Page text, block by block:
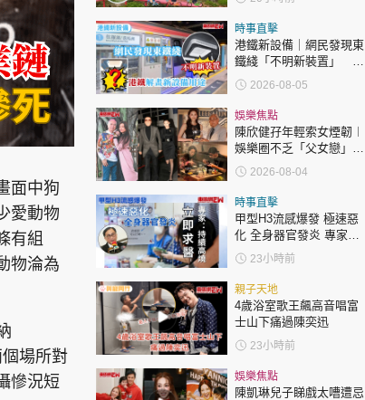
面中狗
愛動物
有組
物淪為
場所對
慘況短
環湖
時事直擊
港鐵新設備｜網民發現東
鐵綫「不明新裝置」 港
鐵解畫新設備用途
2026-08-05
娛樂焦點
陳欣健孖年輕索女煙韌︱
娛樂圈不乏「父女戀」
「爺孫戀」 年齡差距最大
達51歲 最受矚目有李龍
基謝賢
2026-08-04
時事直擊
甲型H3流感爆發 極速惡
化 全身器官發炎 專家：
持續高燒要立即求醫
23小時前
親子天地
4歲浴室歌王飆高音唱富
士山下痛過陳奕迅
23小時前
娛樂焦點
陳凱琳兒子睇戲太嘈遭忌